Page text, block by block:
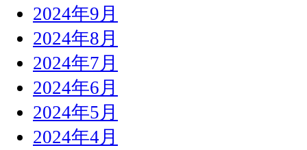
2024年9月
2024年8月
2024年7月
2024年6月
2024年5月
2024年4月